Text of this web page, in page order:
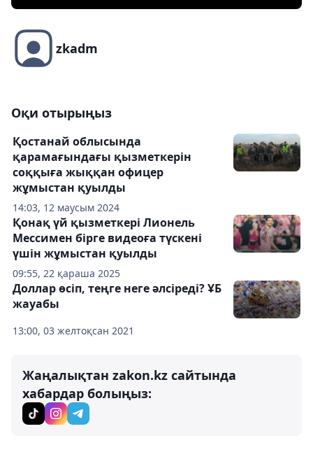
zkadm
Оқи отырыңыз
14:03, 12 маусым 2024
Қостанай облысында
қарамағындағы қызметкерін
соққыға жыққан офицер
жұмыстан қуылды
09:55, 22 қараша 2025
Қонақ үй қызметкері Лионель
Мессимен бірге видеоға түскені
үшін жұмыстан қуылды
13:00, 03 желтоқсан 2021
Доллар өсіп, теңге неге әлсіреді? ҰБ
жауабы
Жаңалықтан zakon.kz сайтында
хабардар болыңыз: